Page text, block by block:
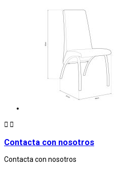
 
Contacta con nosotros
Contacta con nosotros